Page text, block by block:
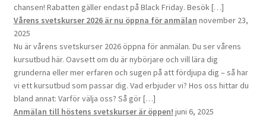
chansen! Rabatten gäller endast på Black Friday. Besök […]
Vårens svetskurser 2026 är nu öppna för anmälan november 23,
2025
Nu är vårens svetskurser 2026 öppna för anmälan. Du ser vårens
kursutbud här. Oavsett om du är nybörjare och vill lära dig
grunderna eller mer erfaren och sugen på att fördjupa dig – så har
vi ett kursutbud som passar dig. Vad erbjuder vi? Hos oss hittar du
bland annat: Varför välja oss? Så gör […]
Anmälan till höstens svetskurser är öppen! juni 6, 2025